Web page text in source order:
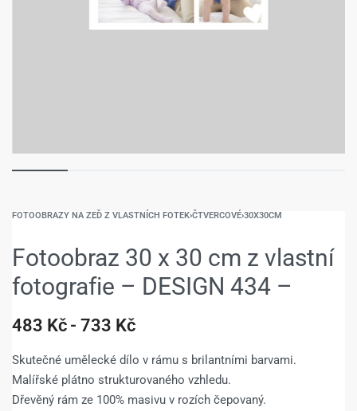
FOTOOBRAZY NA ZEĎ Z VLASTNÍCH FOTEK›ČTVERCOVÉ›30X30CM
Fotoobraz 30 x 30 cm z vlastní
fotografie – DESIGN 434 –
483 Kč 733 Kč
Skutečné umělecké dílo v rámu s brilantními barvami.
Malířské plátno strukturovaného vzhledu.
Dřevěný rám ze 100% masivu v rozích čepovaný.